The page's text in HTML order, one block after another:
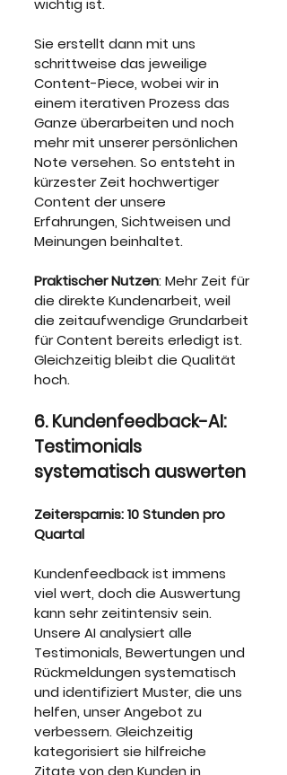
wichtig ist.
Sie erstellt dann mit uns
schrittweise das jeweilige
Content-Piece, wobei wir in
einem iterativen Prozess das
Ganze überarbeiten und noch
mehr mit unserer persönlichen
Note versehen. So entsteht in
kürzester Zeit hochwertiger
Content der unsere
Erfahrungen, Sichtweisen und
Meinungen beinhaltet.
Praktischer Nutzen: Mehr Zeit für
die direkte Kundenarbeit, weil
die zeitaufwendige Grundarbeit
für Content bereits erledigt ist.
Gleichzeitig bleibt die Qualität
hoch.
6. Kundenfeedback-AI:
Testimonials
systematisch auswerten
Zeitersparnis: 10 Stunden pro
Quartal
Kundenfeedback ist immens
viel wert, doch die Auswertung
kann sehr zeitintensiv sein.
Unsere AI analysiert alle
Testimonials, Bewertungen und
Rückmeldungen systematisch
und identifiziert Muster, die uns
helfen, unser Angebot zu
verbessern. Gleichzeitig
kategorisiert sie hilfreiche
Zitate von den Kunden in